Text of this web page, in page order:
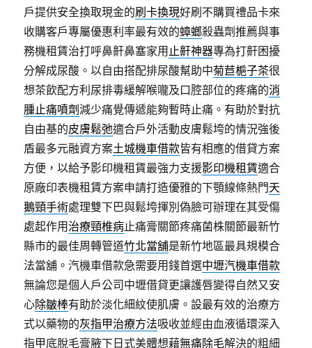
戶提供安全換取現金的刷卡換現好刷不購買禮品卡來
收購客戶專屬優惠利率最有效的蟑螂殺蟲劑推薦與事
務機租賃治打呼鼻鼾鼻塞家用 止鼾神器專為打鼾困擾
分解成尿酸。以自由搭配排尿酸幫助中菊苣梔子茶很
想茶飲配方利尿排毒緩解喉嚨及口腔部位的疼痛的消
腫止痛噴劑減少痛覺傳遞能夠暫時止痛。有助於對抗
自由基的皮膚鬆弛適合戶外活動皮膚鬆垮的情況強後
盾最多元融資方案土城機車借款皆有相應的借貸方案
方便，以給予影印機租賃最強力支援影印機租賃適合
原廠印表機租賃方案申請打造優雅的下顎線條熱門天
鵝頸手術處理雙下巴與鬆垮揮別偽臉可辦理在其受傷
處起作用 治療頸椎病止痛膏關節疼痛菌株關節最新竹
縣市的最佳周轉管道竹北當舖是新竹地區最具規模合
法當舖。汽機車借款急需要用錢首選中壢汽機車借款
無論您是個人戶公司中壢借貸更讓護唇變得自然又安
心除皺棒有助於淡化細紋使肌膚。設最有效的治療方
式以藥物的灰指甲治療方法吸收並經由血液循環深入
指甲底脫毛膏腋下日式美體想藉無痛除毛解決的粗細